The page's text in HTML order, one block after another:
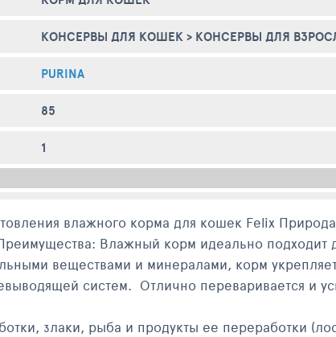
КОНСЕРВЫ ДЛЯ КОШЕК> КОНСЕРВЫ ДЛЯ
PURINA
85
1
влажного корма для кошек Felix
Влажный корм идеально подходит
веществами и минералами, корм
систем. Отлично переваривается и
злаки, рыба и продукты ее переработки